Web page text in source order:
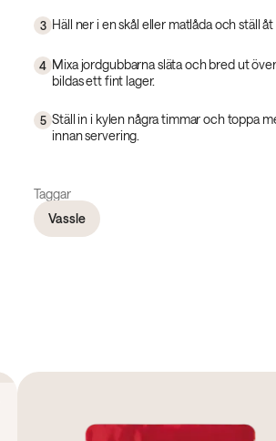
3 Häll ner i en skål eller matlåda och ställ
4 Mixa jordgubbarna släta och bred ut
bildas ett fint lager.
5 Ställ in i kylen några timmar och toppa
innan servering.
Taggar
Vassle